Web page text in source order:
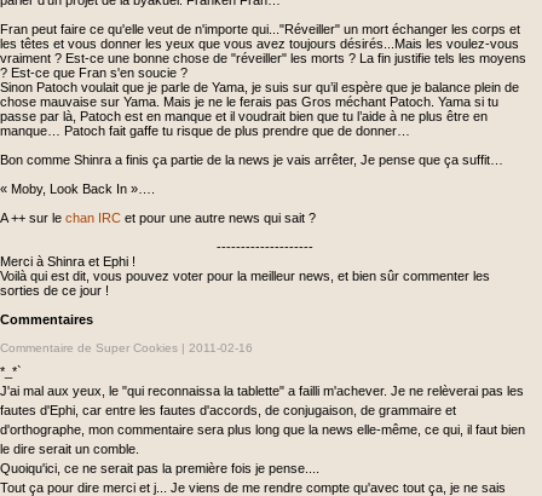
Fran peut faire ce qu'elle veut de n'importe qui..."Réveiller" un mort échanger les corps et
les têtes et vous donner les yeux que vous avez toujours désirés...Mais les voulez-vous
vraiment ? Est-ce une bonne chose de "réveiller" les morts ? La fin justifie tels les moyens
? Est-ce que Fran s'en soucie ?
Sinon Patoch voulait que je parle de Yama, je suis sur qu’il espère que je balance plein de
chose mauvaise sur Yama. Mais je ne le ferais pas Gros méchant Patoch. Yama si tu
passe par là, Patoch est en manque et il voudrait bien que tu l’aide à ne plus être en
manque… Patoch fait gaffe tu risque de plus prendre que de donner…
Bon comme Shinra a finis ça partie de la news je vais arrêter, Je pense que ça suffit…
« Moby, Look Back In »….
A ++ sur le chan IRC et pour une autre news qui sait ?
--------------------
Merci à Shinra et Ephi !
Voilà qui est dit, vous pouvez voter pour la meilleur news, et bien sûr commenter les
sorties de ce jour !
Commentaires
Commentaire de Super Cookies | 2011-02-16
*_*`
J'ai mal aux yeux, le "qui reconnaissa la tablette" a failli m'achever. Je ne relèverai pas les
fautes d'Ephi, car entre les fautes d'accords, de conjugaison, de grammaire et
d'orthographe, mon commentaire sera plus long que la news elle-même, ce qui, il faut bien
le dire serait un comble.
Quoiqu'ici, ce ne serait pas la première fois je pense....
Tout ça pour dire merci et j... Je viens de me rendre compte qu'avec tout ça, je ne sais